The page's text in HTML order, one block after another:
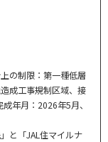
の制限：第一種低層
成工事規制区域、接
年月：2026年5月、
と「JAL住マイルナ